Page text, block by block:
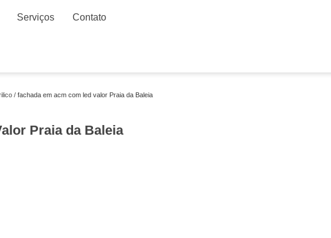
Serviços Contato
fachada em acm com led valor Praia da Baleia
Praia da Baleia